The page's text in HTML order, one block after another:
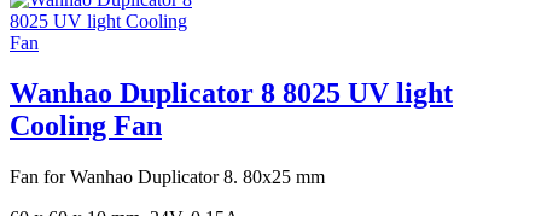
Wanhao Duplicator 8 8025 UV light
Cooling Fan
Fan for Wanhao Duplicator 8. 80x25 mm